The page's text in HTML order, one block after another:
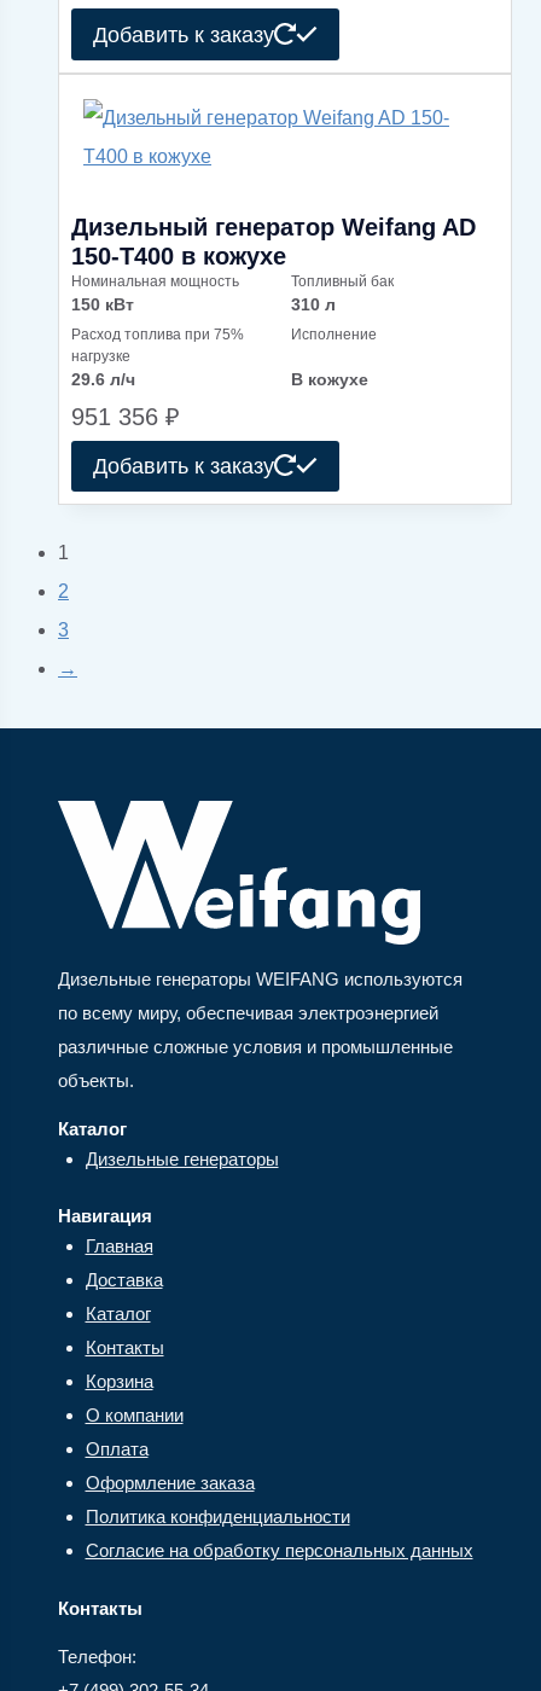
Добавить к заказу
Дизельный генератор Weifang AD
150-T400 в кожухе
Номинальная мощность
150 кВт
Топливный бак
310 л
Расход топлива при 75%
нагрузке
29.6 л/ч
Исполнение
В кожухе
951 356 ₽
Добавить к заказу
1
2
3
→
Дизельные генераторы WEIFANG используются
по всему миру, обеспечивая электроэнергией
различные сложные условия и промышленные
объекты.
Каталог
Дизельные генераторы
Навигация
Главная
Доставка
Каталог
Контакты
Корзина
О компании
Оплата
Оформление заказа
Политика конфиденциальности
Согласие на обработку персональных данных
Контакты
Телефон: